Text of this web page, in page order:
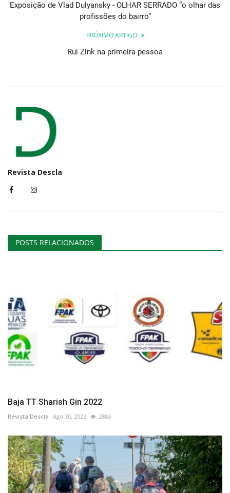
Exposição de Vlad Dulyansky - OLHAR SERRADO “o olhar das
profissões do bairro”
PRÓXIMO ARTIGO
Rui Zink na primeira pessoa
Revista Descla
POSTS RELACIONADOS
Baja TT Sharish Gin 2022
Revista Descla Ago 30, 2022 2883